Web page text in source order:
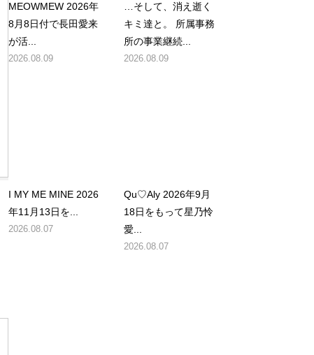
MEOWMEW 2026年
8月8日付で長田愛来
が活...
2026.08.09
…そして、消え逝く
キミ達と。 所属事務
所の事業継続...
2026.08.09
I MY ME MINE 2026
年11月13日を...
2026.08.07
Qu♡Aly 2026年9月
18日をもって星乃怜
愛...
2026.08.07